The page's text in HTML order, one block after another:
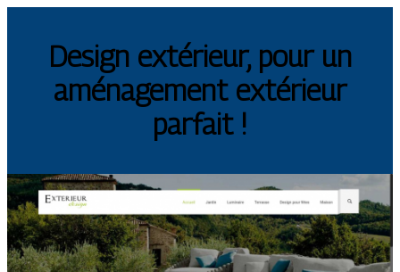
Design extérieur, pour un
aménagement extérieur
parfait !